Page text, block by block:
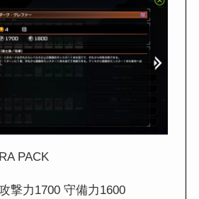
PACK
撃力1700 守備力1600